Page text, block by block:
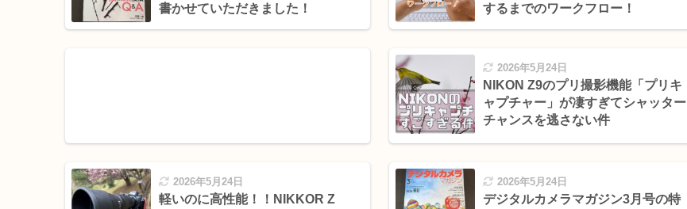
書かせていただきました！
するまでのワークフロー！
2026年5月24日
NIKON Z9のプリ撮影機能「プリキ
ャプチャー」が凄すぎてシャッター
チャンスを逃さない件
2026年5月24日
軽いのに高性能！！NIKKOR Z
2026年5月24日
デジタルカメラマガジン3月号の特